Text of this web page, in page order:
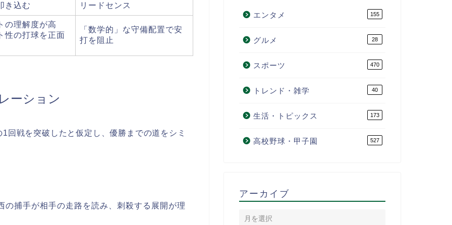
き込む
リードセンス
の理解度が高
性の打球を正面
「数学的」な守備配置で安
打を阻止
ーション
回戦を突破したと仮定し、優勝までの道をシミ
の捕手が相手の走路を読み、刺殺する展開が理
エンタメ 155
グルメ 28
スポーツ 470
トレンド・雑学 40
生活・トピックス 173
高校野球・甲子園 527
アーカイブ